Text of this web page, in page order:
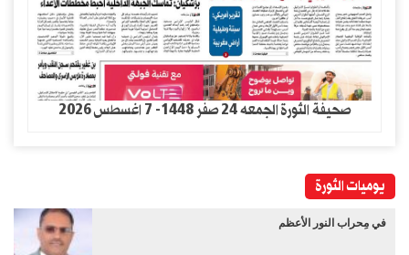
صحيفة الثورة الجمعه 24 صفر 1448- 7 اغسطس 2026
يوميات الثورة
في مِحراب النور الأعظم